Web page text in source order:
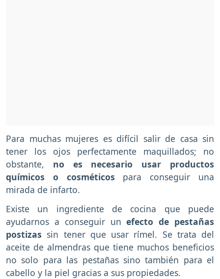
Para muchas mujeres es difícil salir de casa sin
tener los ojos perfectamente maquillados; no
obstante, no es necesario usar productos
químicos o cosméticos para conseguir una
mirada de infarto.
Existe un ingrediente de cocina que puede
ayudarnos a conseguir un efecto de pestañas
postizas sin tener que usar rímel. Se trata del
aceite de almendras que tiene muchos beneficios
no solo para las pestañas sino también para el
cabello y la piel gracias a sus propiedades.